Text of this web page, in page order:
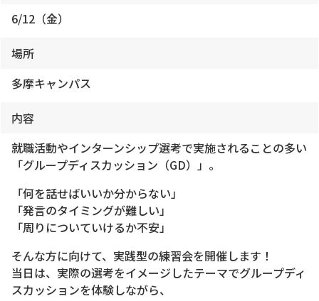
6/12（金）
場所
多摩キャンパス
内容
就職活動やインターンシップ選考で実施されることの多い
「グループディスカッション（GD）」。
「何を話せばいいか分からない」
「発言のタイミングが難しい」
「周りについていけるか不安」
そんな方に向けて、実践型の練習会を開催します！
当日は、実際の選考をイメージしたテーマでグループディ
スカッションを体験しながら、